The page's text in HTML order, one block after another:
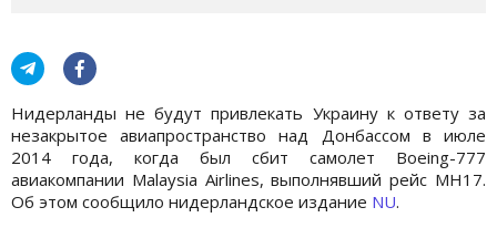
Нидерланды не будут привлекать Украину к ответу за
незакрытое авиапространство над Донбассом в июле
2014 года, когда был сбит самолет Boeing-777
авиакомпании Malaysia Airlines, выполнявший рейс МН17.
Об этом сообщило нидерландское издание NU.